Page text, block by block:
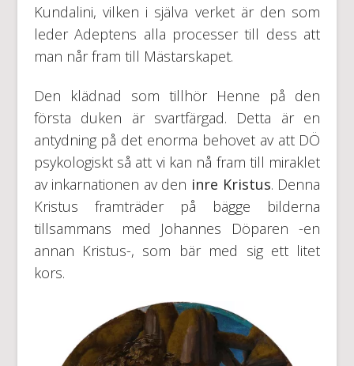
Kundalini, vilken i själva verket är den som
leder Adeptens alla processer till dess att
man når fram till Mästarskapet.
Den klädnad som tillhör Henne på den
första duken är svartfärgad. Detta är en
antydning på det enorma behovet av att DÖ
psykologiskt så att vi kan nå fram till miraklet
av inkarnationen av den inre Kristus. Denna
Kristus framträder på bägge bilderna
tillsammans med Johannes Döparen -en
annan Kristus-, som bär med sig ett litet
kors.